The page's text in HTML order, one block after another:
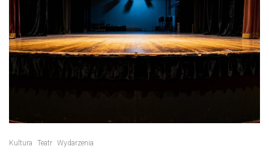
Kultura Teatr Wydarzenia